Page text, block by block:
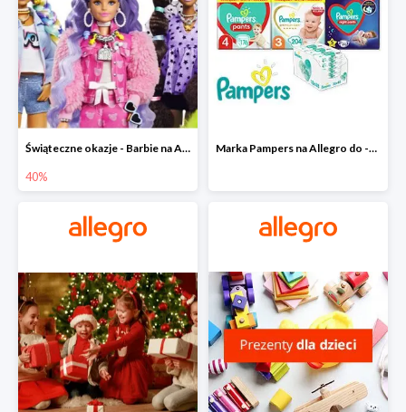
Świąteczne okazje - Barbie na Allegro do -40%
40%
Marka Pampers na Allegro do -35%